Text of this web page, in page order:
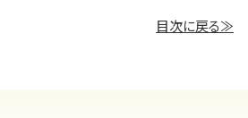
目次に戻る≫